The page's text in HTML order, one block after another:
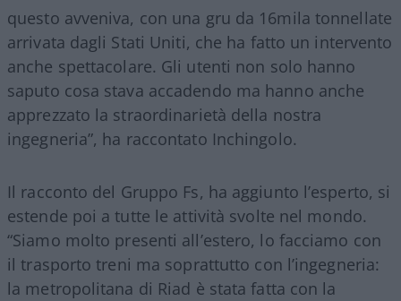
questo avveniva, con una gru da 16mila tonnellate
arrivata dagli Stati Uniti, che ha fatto un intervento
anche spettacolare. Gli utenti non solo hanno
saputo cosa stava accadendo ma hanno anche
apprezzato la straordinarietà della nostra
ingegneria”, ha raccontato Inchingolo.
Il racconto del Gruppo Fs, ha aggiunto l’esperto, si
estende poi a tutte le attività svolte nel mondo.
“Siamo molto presenti all’estero, lo facciamo con
il trasporto treni ma soprattutto con l’ingegneria:
la metropolitana di Riad è stata fatta con la